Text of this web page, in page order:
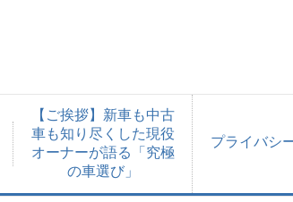
【ご挨拶】新車も中古
車も知り尽くした現役
オーナーが語る「究極
の車選び」
プライバシ